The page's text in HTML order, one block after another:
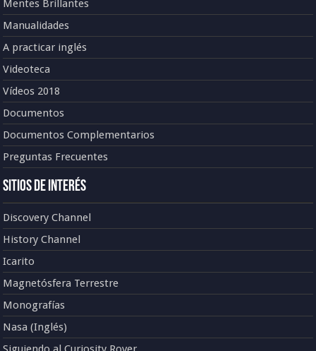
Mentes Brillantes
Manualidades
A practicar inglés
Videoteca
Vídeos 2018
Documentos
Documentos Complementarios
Preguntas Frecuentes
Sitios de Interés
Discovery Channel
History Channel
Icarito
Magnetósfera Terrestre
Monografías
Nasa (Inglés)